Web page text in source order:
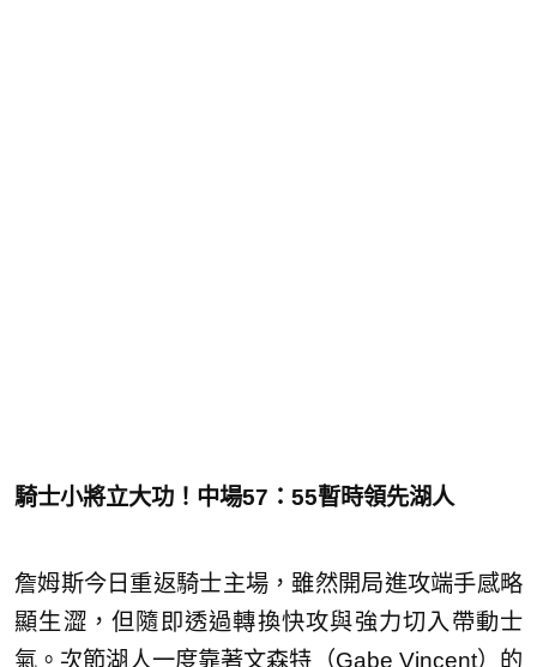
騎士小將立大功！中場57：55暫時領先湖人
詹姆斯今日重返騎士主場，雖然開局進攻端手感略
顯生澀，但隨即透過轉換快攻與強力切入帶動士
氣。次節湖人一度靠著文森特（Gabe Vincent）的